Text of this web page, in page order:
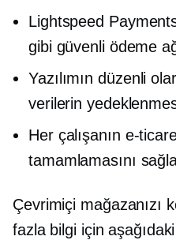
Lightspeed
gibi güvenli ödeme
Yazılımın düzenli
verilerin
Her çalışanın e-
tamamlamasını
Çevrimiçi mağazanızı
fazla bilgi için